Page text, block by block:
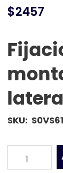
$2457
SKU:
1